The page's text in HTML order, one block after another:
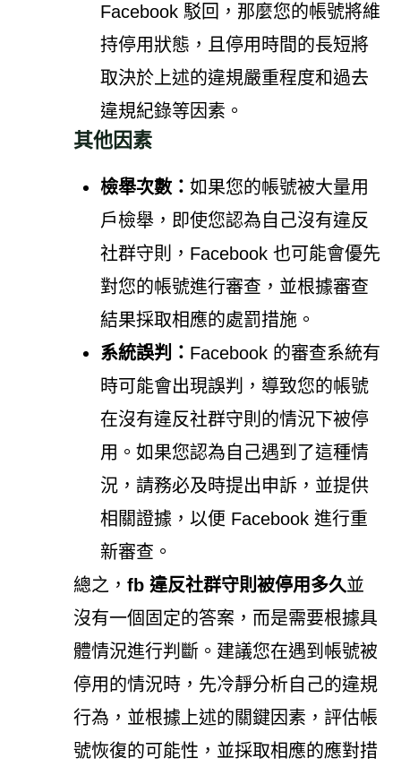
Facebook 駁回，那麼您的帳號將維
持停用狀態，且停用時間的長短將
取決於上述的違規嚴重程度和過去
違規紀錄等因素。
其他因素
檢舉次數： 如果您的帳號被大量用
戶檢舉，即使您認為自己沒有違反
社群守則，Facebook 也可能會優先
對您的帳號進行審查，並根據審查
結果採取相應的處罰措施。
系統誤判： Facebook 的審查系統有
時可能會出現誤判，導致您的帳號
在沒有違反社群守則的情況下被停
用。如果您認為自己遇到了這種情
況，請務必及時提出申訴，並提供
相關證據，以便 Facebook 進行重
新審查。
總之， fb 違反社群守則被停用多久並
沒有一個固定的答案，而是需要根據具
體情況進行判斷。建議您在遇到帳號被
停用的情況時，先冷靜分析自己的違規
行為，並根據上述的關鍵因素，評估帳
號恢復的可能性，並採取相應的應對措